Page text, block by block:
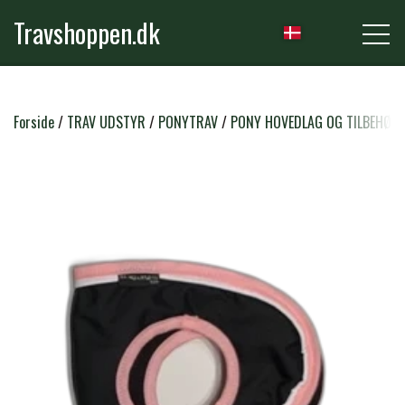
Travshoppen.dk
NYHEDER
GRIMER & TRÆKTOVE
TRENSER & TILBEHØR
SADLER & TILBEHØR
RYTTER
RIDEBUKSER & LEGGINS
TRØJER, BLUSER & T-SHIRTS
PLEJE & STALD
STRIGLER & TILBEHØR
Forside TRAV UDSTYR PONYTRAV PONY HOVEDLAG OG TILBEHØR